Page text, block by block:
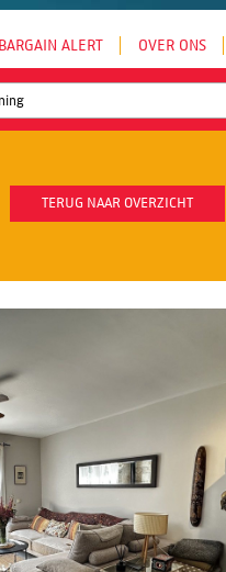
BARGAIN ALERT OVER ONS
TERUG NAAR OVERZICHT